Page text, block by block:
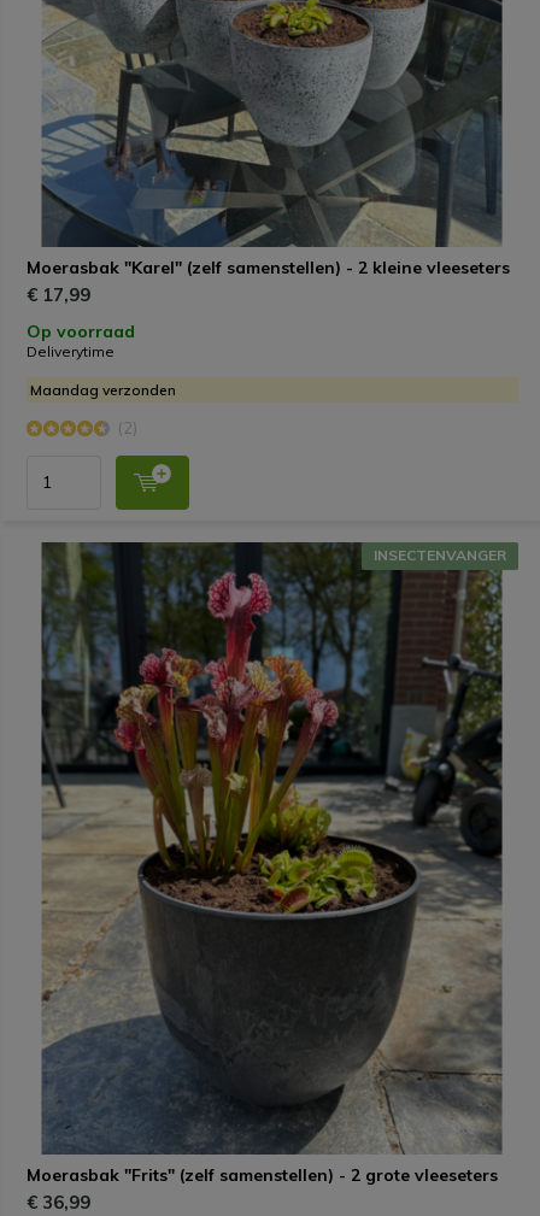
Moerasbak "Karel" (zelf samenstellen) - 2 kleine vleeseters
€ 17,99
Op voorraad
Deliverytime
Maandag verzonden
(2)
Moerasbak "Frits" (zelf samenstellen) - 2 grote vleeseters
INSECTENVANGER
€ 36,99